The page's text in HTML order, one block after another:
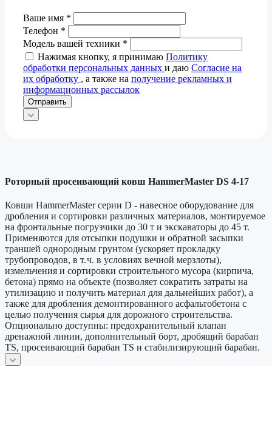
Ваше имя *
Телефон *
Модель вашей техники *
Нажимая кнопку, я принимаю Политику
обработки персональных данных и даю Согласие на
их обработку , а также на получение рекламных и
информационных рассылок
Отправить
Роторный просеивающий ковш HammerMaster DS 4-17
Ковши HammerMaster серии D - навесное оборудование для
дробления и сортировки различных материалов, монтируемое
на фронтальные погрузчики до 30 т и экскаваторы до 45 т.
Применяются для отсыпки подушки и обратной засыпки
траншей однородным грунтом (ускоряет прокладку
трубопроводов, в т. ч. в условиях вечной мерзлоты),
измельчения и сортировки строительного мусора (кирпича,
бетона) прямо на объекте (позволяет сократить затраты на
утилизацию и получить материал для дальнейших работ), а
также для дробления демонтированного асфальтобетона с
целью получения сырья для дорожного строительства.
Опционально доступны: предохранительный клапан
дренажной линии, дополнительный борт, дробящий барабан
TS, просеивающий барабан TS и стабилизирующий барабан.